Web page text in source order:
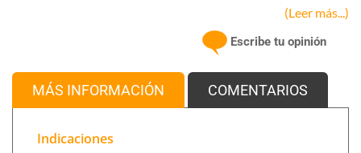
si manifestamos dolor o
inflamación en las articulaciones.
Nivelflex Crema (100 ml)
para masajear la zona en la
que tengamos dolor o inflamación.
(Leer más...)
Escribe tu opinión
MÁS INFORMACIÓN COMENTARIOS
Indicaciones